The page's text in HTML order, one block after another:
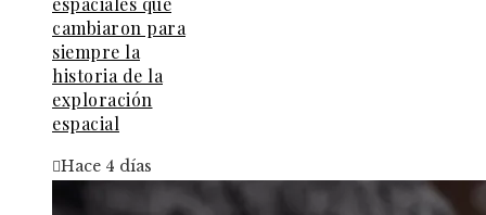
cambiaron para
siempre la
historia de la
exploración
espacial
Hace 4 días